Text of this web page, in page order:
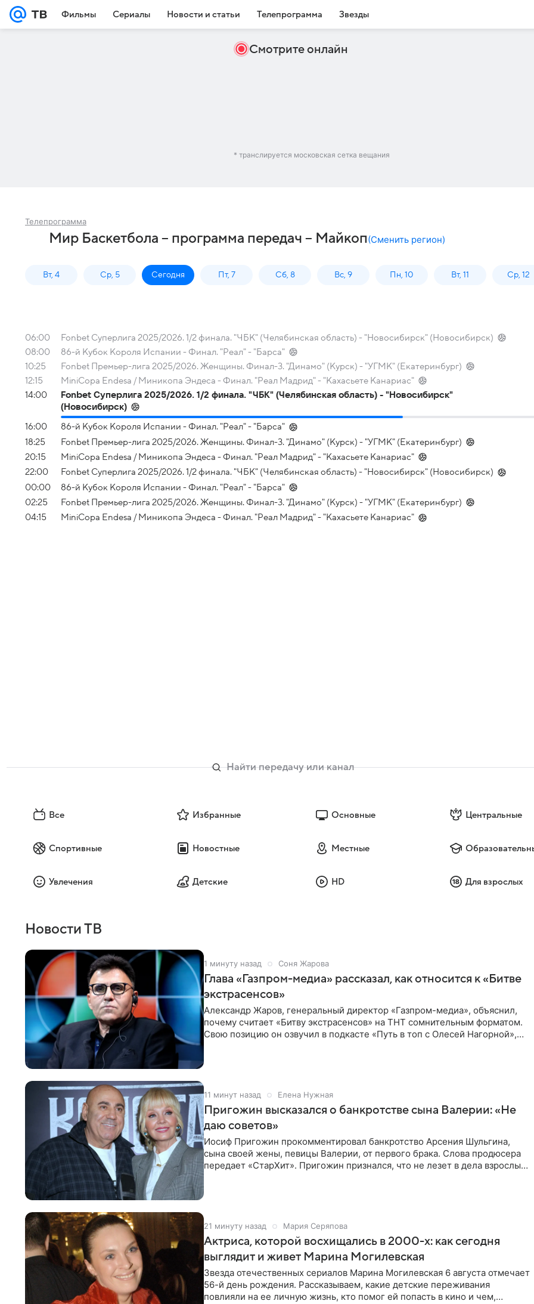
Фильмы Сериалы Новости и статьи Телепрограмма Звезды
Смотрите онлайн
* транслируется московская сетка вещания
Телепрограмма
Мир Баскетбола – программа передач – Майкоп(Сменить регион)
Вт, 4 Ср, 5 Сегодня Пт, 7 Сб, 8 Вс, 9 Пн, 10 Вт, 11 Ср, 12
06:00
Fonbet Суперлига 2025/2026. 1/2 финала. "ЧБК" (Челябинская область) - "Новосибирск" (Новосибирск)
08:00
86-й Кубок Короля Испании - Финал. "Реал" - "Барса"
10:25
Fonbet Премьер-лига 2025/2026. Женщины. Финал-3. "Динамо" (Курск) - "УГМК" (Екатеринбург)
12:15
MiniCopa Endesa / Миникопа Эндеса - Финал. "Реал Мадрид" - "Кахасьете Канариас"
14:00
Fonbet Суперлига 2025/2026. 1/2 финала. "ЧБК" (Челябинская область) - "Новосибирск"
(Новосибирск)
16:00
86-й Кубок Короля Испании - Финал. "Реал" - "Барса"
18:25
Fonbet Премьер-лига 2025/2026. Женщины. Финал-3. "Динамо" (Курск) - "УГМК" (Екатеринбург)
20:15
MiniCopa Endesa / Миникопа Эндеса - Финал. "Реал Мадрид" - "Кахасьете Канариас"
22:00
Fonbet Суперлига 2025/2026. 1/2 финала. "ЧБК" (Челябинская область) - "Новосибирск" (Новосибирск)
00:00
86-й Кубок Короля Испании - Финал. "Реал" - "Барса"
02:25
Fonbet Премьер-лига 2025/2026. Женщины. Финал-3. "Динамо" (Курск) - "УГМК" (Екатеринбург)
04:15
MiniCopa Endesa / Миникопа Эндеса - Финал. "Реал Мадрид" - "Кахасьете Канариас"
Все Избранные Основные Центральные
Спортивные Новостные Местные
Увлечения Детские HD Для взрослых
Новости ТВ
1 минуту назад Соня Жарова
Глава «Газпром-медиа» рассказал, как относится к «Битве
экстрасенсов»
Александр Жаров, генеральный директор «Газпром-медиа», объяснил,
почему считает «Битву экстрасенсов» на ТНТ сомнительным форматом.
Свою позицию он озвучил в подкасте «Путь в топ с Олесей Нагорной»,
11 минут назад Елена Нужная
Пригожин высказался о банкротстве сына Валерии: «Не
даю советов»
Иосиф Пригожин прокомментировал банкротство Арсения Шульгина,
сына своей жены, певицы Валерии, от первого брака. Слова продюсера
передает «СтарХит». Пригожин признался, что не лезет в дела взрослых
21 минуту назад Мария Серяпова
Актриса, которой восхищались в 2000-х: как сегодня
выглядит и живет Марина Могилевская
Звезда отечественных сериалов Марина Могилевская 6 августа отмечает
56-й день рождения. Рассказываем, какие детские переживания
повлияли на ее личную жизнь, кто помог ей попасть в кино и чем,